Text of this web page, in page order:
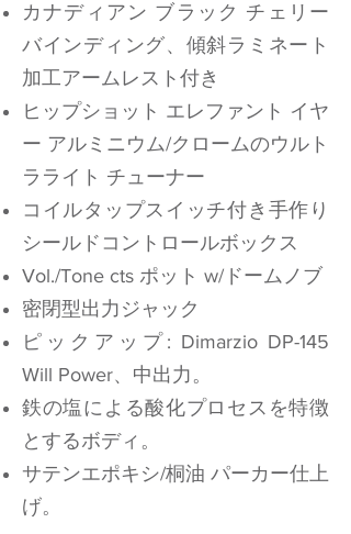
カナディアン ブラック チェリー
バインディング、傾斜ラミネート
加工アームレスト付き
ヒップショット エレファント イヤ
ー アルミニウム/クロームのウルト
ラライト チューナー
コイルタップスイッチ付き手作り
シールドコントロールボックス
Vol./Tone cts ポット w/ドームノブ
密閉型出力ジャック
ピックアップ: Dimarzio DP-145
Will Power、中出力。
鉄の塩による酸化プロセスを特徴
とするボディ。
サテンエポキシ/桐油 パーカー仕上
げ。